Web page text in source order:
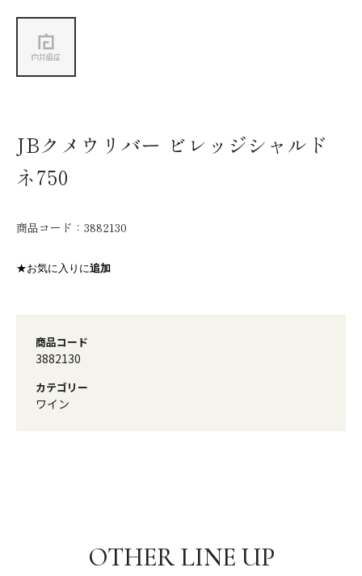
JBクメウリバー ビレッジシャルド
ネ750
商品コード： 3882130
★お気に入りに追加
商品コード
3882130
カテゴリー
ワイン